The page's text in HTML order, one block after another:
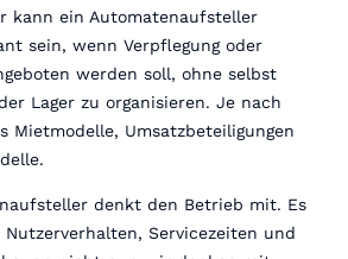
kann ein Automatenaufsteller
sein, wenn Verpflegung oder
werden soll, ohne selbst
Lager zu organisieren. Je nach
Mietmodelle, Umsatzbeteiligungen
denkt den Betrieb mit. Es
Servicezeiten und